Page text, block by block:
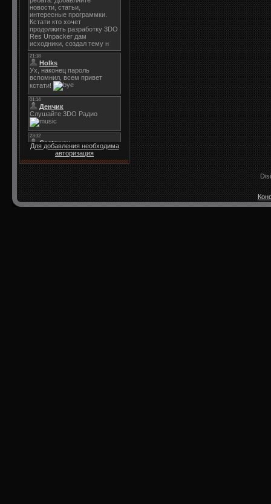
Для добавления необходима
авторизация